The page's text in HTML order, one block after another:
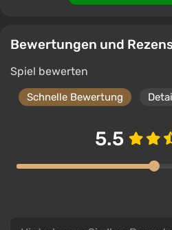
Bewertungen und
Spiel bewerten
Schnelle Bewertung
5.5